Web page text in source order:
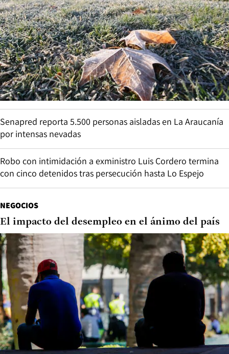
Senapred reporta 5.500 personas aisladas en La Araucanía
por intensas nevadas
Robo con intimidación a exministro Luis Cordero termina
con cinco detenidos tras persecución hasta Lo Espejo
NEGOCIOS
El impacto del desempleo en el ánimo del país